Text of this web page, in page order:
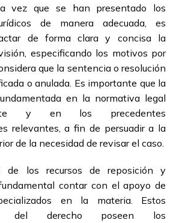
vez que se han presentado los
de manera adecuada, es
de forma clara y concisa la
especificando los motivos por
que la sentencia o resolución
o anulada. Es importante que la
en la normativa legal
y en los precedentes
relevantes, a fin de persuadir a la
de la necesidad de revisar el caso.
de los recursos de reposición y
contar con el apoyo de
en la materia. Estos
del derecho poseen los